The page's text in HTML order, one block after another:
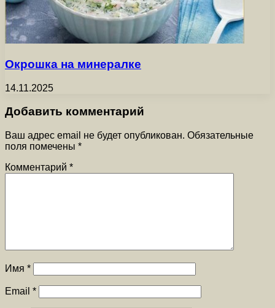
Окрошка на минералке
14.11.2025
Добавить комментарий
Ваш адрес email не будет опубликован. Обязательные
поля помечены *
Комментарий *
Имя *
Email *